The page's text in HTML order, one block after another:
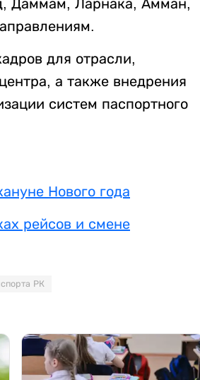
Даммам, Ларнака, Амман,
для отрасли,
а также внедрения
систем паспортного
Нового года
рейсов и смене
РК